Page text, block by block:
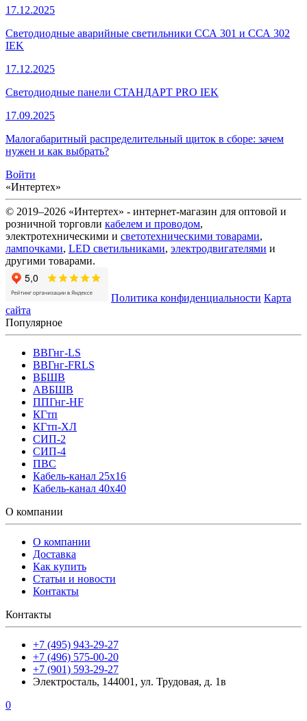
17.12.2025
Светодиодные аварийные светильники ССА 301 и ССА 302
IEK
17.12.2025
Светодиодные панели СТАНДАРТ PRO IEK
17.09.2025
Малогабаритный распределительный щиток в сборе: зачем
нужен и как выбрать?
Войти
«Интертех»
© 2019–2026 «Интертех» - интернет-магазин для оптовой и
розничной торговли кабелем и проводом,
электротехническими и светотехническими товарами,
лампочками, LED светильниками, электродвигателями и
другими товарами.
Политика конфиденциальности Карта
сайта
Популярное
ВВГнг-LS
ВВГнг-FRLS
ВБШВ
АВБШВ
ППГнг-HF
КГтп
КГтп-ХЛ
СИП-2
СИП-4
ПВС
Кабель-канал 25х16
Кабель-канал 40х40
О компании
О компании
Доставка
Как купить
Статьи и новости
Контакты
Контакты
+7 (495) 943-29-27
+7 (496) 575-00-20
+7 (901) 593-29-27
Электросталь, 144001, ул. Трудовая, д. 1в
0